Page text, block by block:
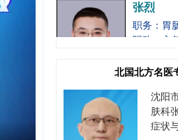
职务：胃
职称：主
医院【详
李保军
职务：书
职称：主
北国北方名医
沈阳
肤科
症状